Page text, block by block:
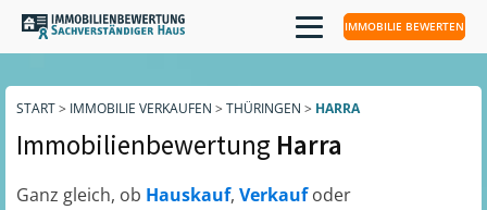
IMMOBILIE BEWERTEN
START> IMMOBILIE VERKAUFEN > THÜRINGEN > HARRA
Immobilienbewertung Harra
Ganz gleich, ob Hauskauf, Verkaufoder